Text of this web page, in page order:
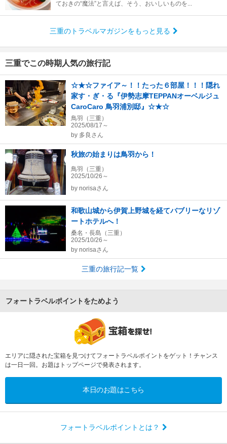
ておきの“魔法”と言えば、そう、おいしいものを...
三重のトラベルマガジンをもっと見る
三重でこの時期人気の旅行記
☆★☆ファイア～！！たった６部屋！！！隠れ
家す・ぎ・る『伊勢志摩TEPPANオーベルジュ
CaroCaro 鳥羽浦別邸』☆★☆
鳥羽（三重）
2025/08/17～
by 多良さん
秋旅の始まりは鳥羽から！
鳥羽（三重）
2025/10/26～
by norisaさん
和歌山城から伊賀上野城を経てバブリーなリゾ
ートホテルへ！
桑名・長島（三重）
2025/10/26～
by norisaさん
三重の旅行記一覧
フォートラベルポイントをためよう
エリアに隠された宝箱を見つけてフォートラベルポイントをゲット！チャンス
は一日一回。お題はトップページで発表されます。
本日のお題はこちら
フォートラベルポイントとは？